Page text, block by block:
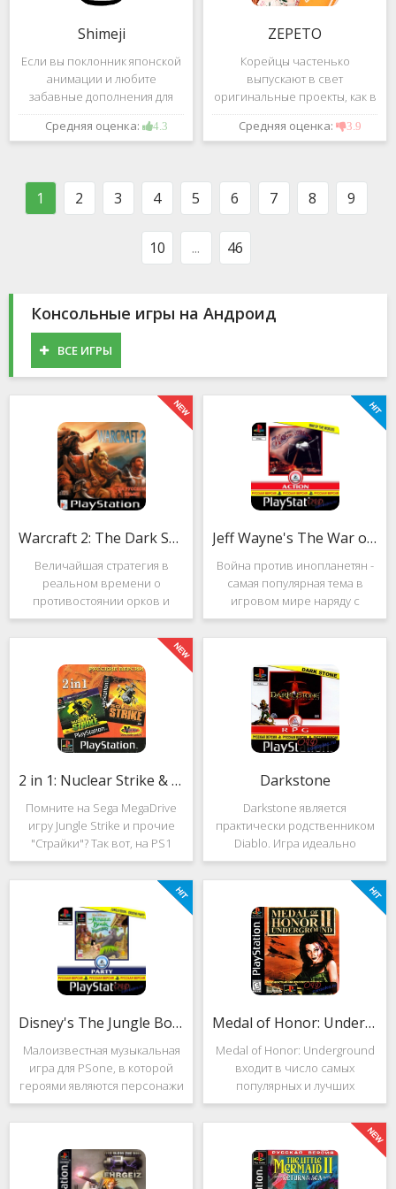
Shimeji
Если вы поклонник японской
анимации и любите
забавные дополнения для
своего смартфона, обратите
внимание на Shimeji -
устройства милыми
персонажами в
Средняя оценка: 4.3
ZEPETO
Корейцы частенько
выпускают в свет
оригинальные проекты, как в
сфере игр, так и приложений.
Так, ZEPETO стремительно
Южной Кореи, не смотря на
Средняя оценка: 3.9
1 2 3 4 5 6 7 8 9
10 ... 46
Консольные игры на Андроид
ВСЕ ИГРЫ
Warcraft 2: The Dark Saga
Величайшая стратегия в
реальном времени о
противостоянии орков и
людей. Warcraft 2: The Dark
Saga рассказывает
классическую историю, в
которой идёт битва за
королевство Азерот в мире
Средневековья с
Jeff Wayne's The War of the Worlds
Война против инопланетян -
самая популярная тема в
игровом мире наряду с
войнами против
террористов и зомби. Здесь
народы объединяются в
борьбе с врагом, Земля
рушится, но
2 in 1: Nuclear Strike & Soviet Strike
Помните на Sega MegaDrive
игру Jungle Strike и прочие
"Страйки"? Так вот, на PS1
данная серия продолжила
своё существование. Вышло
ещё 2 "Страйка", где мы всё
так же управляем вертолётом
и уничтожаем
Darkstone
Darkstone является
практически родственником
Diablo. Игра идеально
подойдёт для тех, кто ищет
альтернативу последнему.
Несмотря на то, что эти 2
игры создавались разными
людьми, Darkstone имеет
общие
Disney's The Jungle Book: Groove Party
Малоизвестная музыкальная
игра для PSone, в которой
героями являются персонажи
"Книги джунглей". Это не
платформер и не Action.
оригинален. Перед стартом
вы будете выбирать песню.
Medal of Honor: Underground
Medal of Honor: Underground
входит в число самых
популярных и лучших
шутеров от первого лица для
Sony Playstation. Эта игра
посвящена Второй мировой
войне. Вы будете играть за
девушку Менон. Являясь